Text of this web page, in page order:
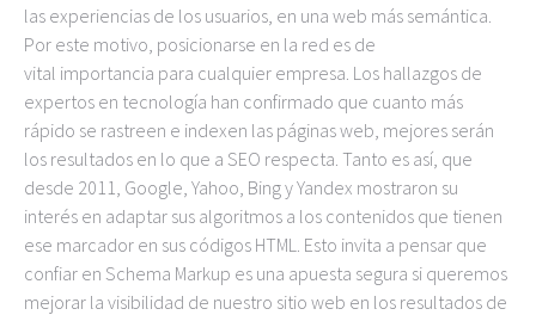
las experiencias de los usuarios, en una web más semántica.
Por este motivo, posicionarse en la red es de
vital importancia para cualquier empresa. Los hallazgos de
expertos en tecnología han confirmado que cuanto más
rápido se rastreen e indexen las páginas web, mejores serán
los resultados en lo que a SEO respecta. Tanto es así, que
desde 2011, Google, Yahoo, Bing y Yandex mostraron su
interés en adaptar sus algoritmos a los contenidos que tienen
ese marcador en sus códigos HTML. Esto invita a pensar que
confiar en Schema Markup es una apuesta segura si queremos
mejorar la visibilidad de nuestro sitio web en los resultados de